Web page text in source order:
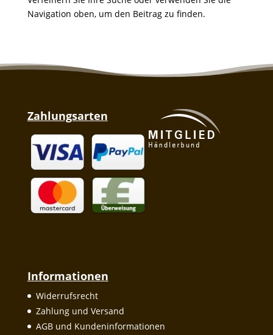
Navigation oben, um den Beitrag zu finden.
Zahlungsarten
Informationen
Widerrufsrecht
Zahlung und Versand
AGB und Kundeninformationen